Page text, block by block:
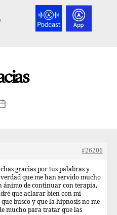
#26206
gracias por tus palabras y
que me han servido mucho
ánimo de continuar con terapia,
que aclarar bien con mi
busco y que la hipnosis no me
mucho para tratar que las